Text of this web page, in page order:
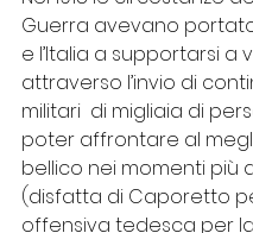
Guerra avevano
e l’Italia a supportarsi a
attraverso l’invio di
militari  di migliaia di
poter affrontare al
bellico nei momenti più
(disfatta di Caporetto
offensiva tedesca per